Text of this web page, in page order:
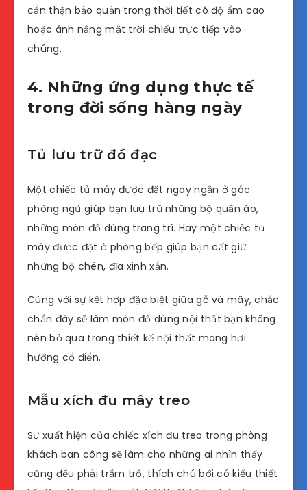
cẩn thận bảo quản trong thời tiết có độ ẩm cao
hoặc ánh nắng mặt trời chiếu trực tiếp vào
chúng.
4. Những ứng dụng thực tế
trong đời sống hàng ngày
Tủ lưu trữ đồ đạc
Một chiếc tủ mây được đặt ngay ngắn ở góc
phòng ngủ giúp bạn lưu trữ những bộ quần áo,
những món đồ dùng trang trí. Hay một chiếc tủ
mây được đặt ở phòng bếp giúp bạn cất giữ
những bộ chén, đĩa xinh xắn.
Cùng với sự kết hợp đặc biệt giữa gỗ và mây, chắc
chắn đây sẽ làm món đồ dùng nội thất bạn không
nên bỏ qua trong thiết kế nội thất mang hơi
hướng cổ điển.
Mẫu xích đu mây treo
Sự xuất hiện của chiếc xích đu treo trong phòng
khách ban công sẽ làm cho những ai nhìn thấy
cũng đều phải trầm trồ, thích chú bới có kiểu thiết